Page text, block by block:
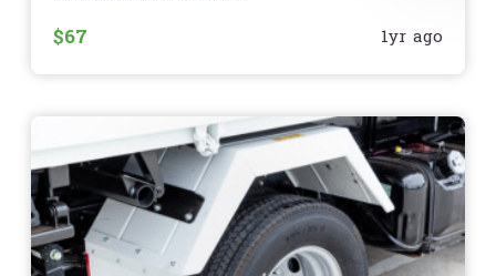
អាណិតអាណោច
ទំហំ 0.8L, 1L
តម្លៃ
សូមទាក់ទងសម្រាប់ព័ត៌មានលម្អិត
ការជ្រើសរើសដ៏ល្អបំផុតដើម្បីរក្សាបានសមត្ថភាពខ្ពស់សម្រាប់ម៉ូតូ
Honda របស់អ្នក!
អ្នកពីធូលី និងកាកសំណល់
Honda Air Cleaner Wet
& Dry
ត្រូវបានរចនាសម្រាប់ប្រើប្រាស់ល្អប្រចាំថ្ងៃ និងបង្កើន
1️⃣ Wet Type (ប្រព័ន្ធសេរីសើម) – មានជែលស្រូបធូលី និង
សំណល់ឧស្ម័ន ដើម្បីការពារបានល្អ
2️⃣ Dry Type (ប្រព័ន្ធសេរីស្ងួត)– ប្រើអាចាបកាសម្រាប់ការ
សម្អាតងាយស្រួល និងសេដ្ឋកិច្ច
$67 1yr ago